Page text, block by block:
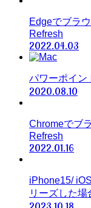
Edgeでブラ
Refresh
2022.04.03
パワーポイン
2020.08.10
Chromeでブ
Refresh
2022.01.16
iPhone15/
リーズした場